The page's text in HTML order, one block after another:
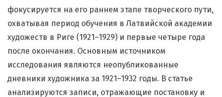
фокусируется на его раннем этапе творческого пути,
охватывая период обучения в Латвийской академии
художеств в Риге (1921–1929) и первые четыре года
после окончания. Основным источником
исследования являются неопубликованные
дневники художника за 1921–1932 годы. В статье
анализируются записи, отражающие постановку и